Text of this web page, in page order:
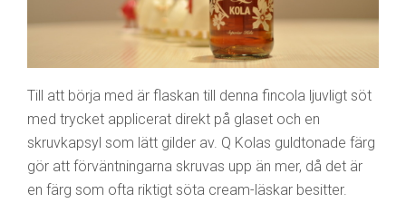
Till att börja med är flaskan till denna fincola ljuvligt söt
med trycket applicerat direkt på glaset och en
skruvkapsyl som lätt gilder av. Q Kolas guldtonade färg
gör att förväntningarna skruvas upp än mer, då det är
en färg som ofta riktigt söta cream-läskar besitter.